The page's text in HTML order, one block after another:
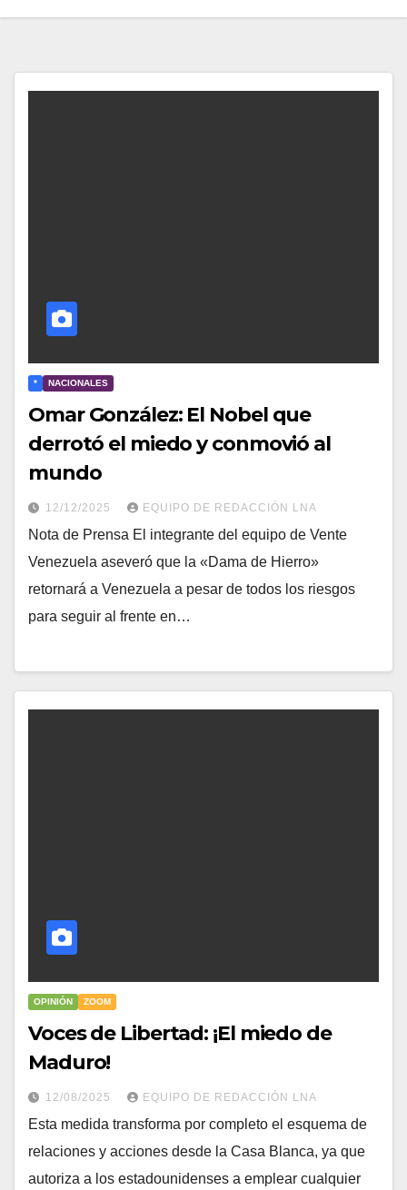
* NACIONALES
Omar González: El Nobel que
derrotó el miedo y conmovió al
mundo
12/12/2025 EQUIPO DE REDACCIÓN LNA
Nota de Prensa El integrante del equipo de Vente
Venezuela aseveró que la «Dama de Hierro»
retornará a Venezuela a pesar de todos los riesgos
para seguir al frente en…
OPINIÓN ZOOM
Voces de Libertad: ¡El miedo de
Maduro!
12/08/2025 EQUIPO DE REDACCIÓN LNA
Esta medida transforma por completo el esquema de
relaciones y acciones desde la Casa Blanca, ya que
autoriza a los estadounidenses a emplear cualquier